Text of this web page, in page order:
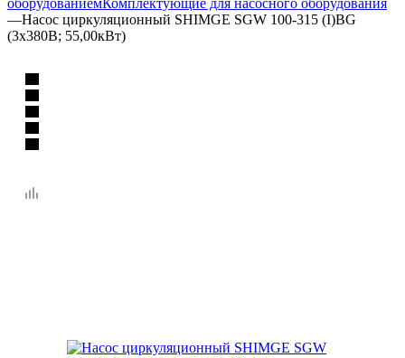
—Насос циркуляционный SHIMGE SGW 100-315 (I)BG
(3х380В; 55,00кВт)